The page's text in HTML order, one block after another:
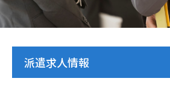
トップページ 【DS26010008】
派遣求人情報